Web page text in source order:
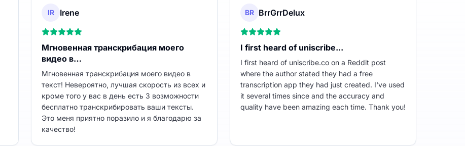
IR Irene
Мгновенная транскрибация моего
видео в…
Мгновенная транскрибация моего видео в
текст! Невероятно, лучшая скорость из всех и
кроме того у вас в день есть 3 возможности
бесплатно транскрибировать ваши тексты.
Это меня приятно поразило и я благодарю за
качество!
BR BrrGrrDelux
I first heard of uniscribe...
I first heard of uniscribe.co on a Reddit post
where the author stated they had a free
transcription app they had just created. I've used
it several times since and the accuracy and
quality have been amazing each time. Thank you!